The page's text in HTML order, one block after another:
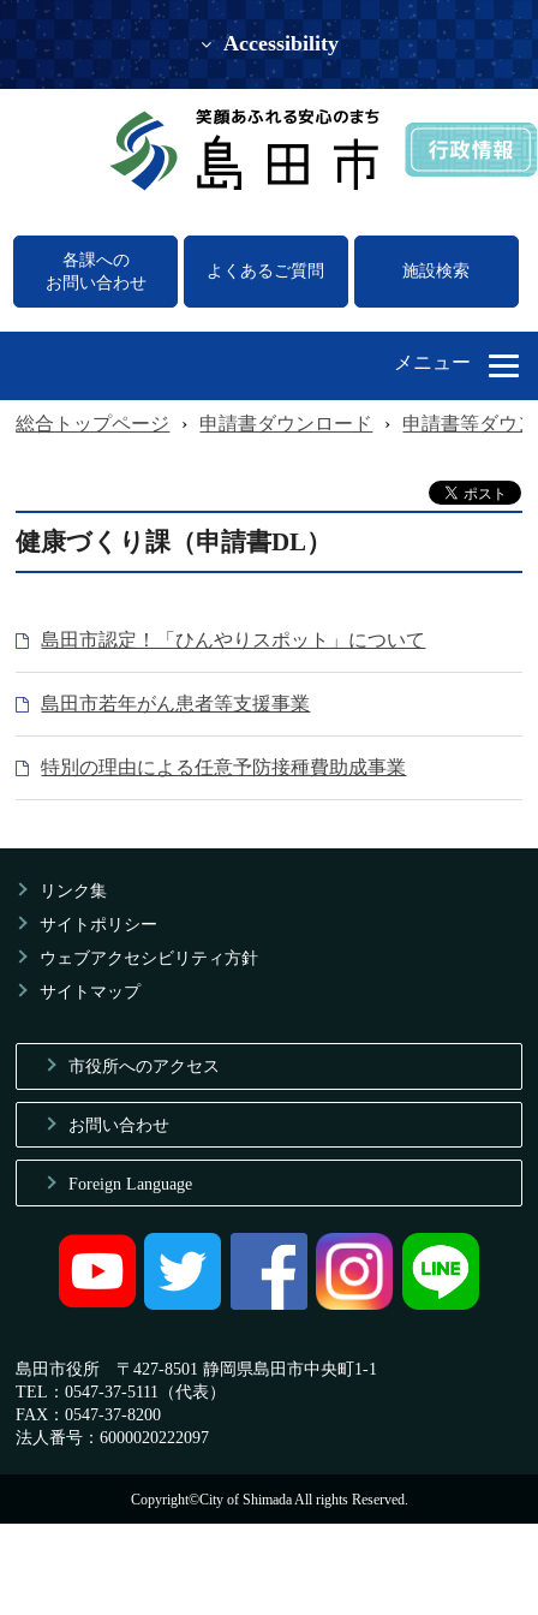
Accessibility
各課への
お問い合わせ
よくあるご質問 施設検索
メニュー
総合トップページ › 申請書ダウンロード › 申請書等ダウ
健康づくり課（申請書DL）
島田市認定！「ひんやりスポット」について
島田市若年がん患者等支援事業
特別の理由による任意予防接種費助成事業
リンク集
サイトポリシー
ウェブアクセシビリティ方針
サイトマップ
市役所へのアクセス
お問い合わせ
Foreign Language
島田市役所 〒427-8501 静岡県島田市中央町1-1
TEL：0547-37-5111（代表）
FAX：0547-37-8200
法人番号：6000020222097
Copyright©City of Shimada All rights Reserved.